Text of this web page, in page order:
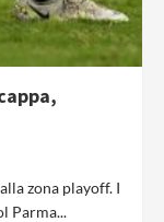
zona playoff. I
Parma...